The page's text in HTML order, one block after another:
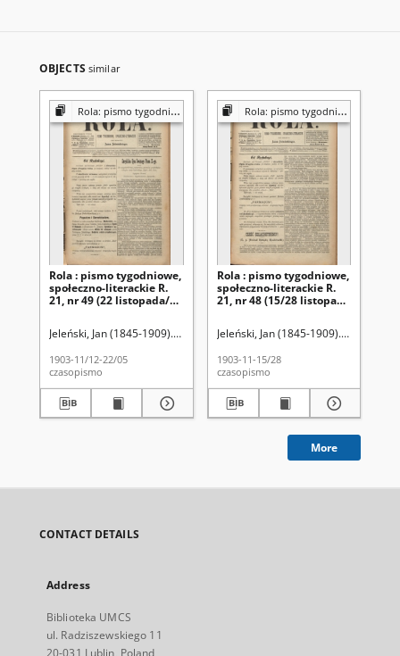
OBJECTS similar
Rola: pismo tygodniowe [poświęcone sprawom społecznym, ekonomicznym i literackim]
Rola : pismo tygodniowe,
społeczno-literackie R.
21, nr 49 (22 listopada/5
Jeleński, Jan (1845-1909). Red.
1903-11/12-22/05
czasopismo
Rola: pismo tygodniowe [poświęcone sprawom społecznym, ekonomicznym i literackim]
Rola : pismo tygodniowe,
społeczno-literackie R.
21, nr 48 (15/28 listopada
Jeleński, Jan (1845-1909). Red.
1903-11-15/28
czasopismo
More
CONTACT DETAILS
Address
Biblioteka UMCS
ul. Radziszewskiego 11
20-031 Lublin, Poland